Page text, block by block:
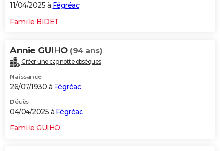
11/04/2025 à Fégréac
Famille BIDET
Annie GUIHO (94 ans)
Créer une cagnotte obsèques
Naissance
26/07/1930 à Fégréac
Décès
04/04/2025 à Fégréac
Famille GUIHO